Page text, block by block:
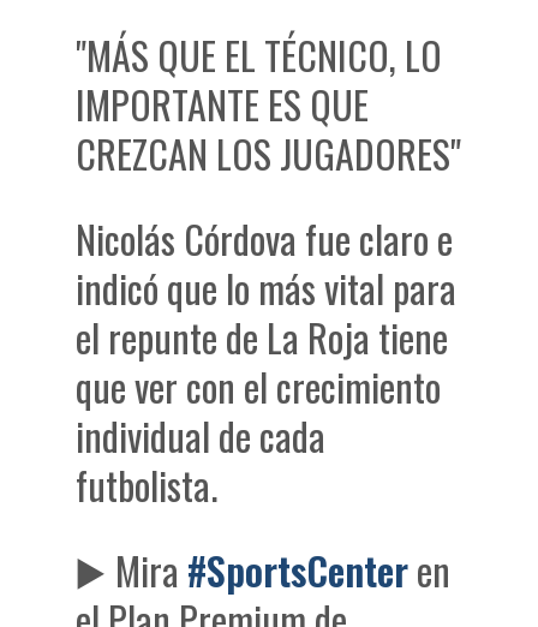
"MÁS QUE EL TÉCNICO, LO
IMPORTANTE ES QUE
CREZCAN LOS JUGADORES"
Nicolás Córdova fue claro e
indicó que lo más vital para
el repunte de La Roja tiene
que ver con el crecimiento
individual de cada
futbolista.
▶️ Mira#SportsCenteren